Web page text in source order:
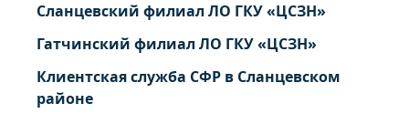
Сланцевский филиал ЛО ГКУ «ЦСЗН»
Гатчинский филиал ЛО ГКУ «ЦСЗН»
Клиентская служба СФР в Сланцевском
районе